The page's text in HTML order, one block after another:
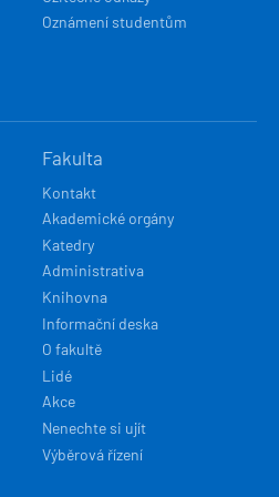
Oznámení studentům
Fakulta
Kontakt
Akademické orgány
Katedry
Administrativa
Knihovna
Informační deska
O fakultě
Lidé
Akce
Nenechte si ujít
Výběrová řízení